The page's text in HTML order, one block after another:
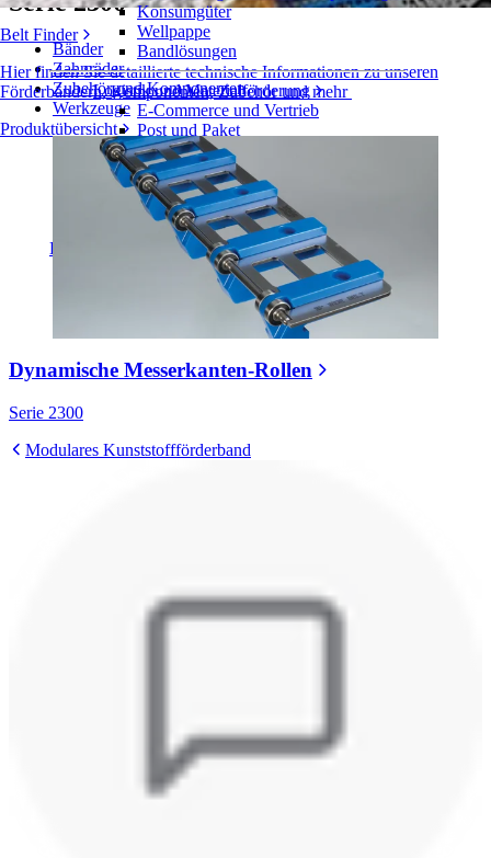
Belt Finder
Hier finden Sie detaillierte technische Informationen zu unseren
Förderbändern, Komponenten, Zubehör und mehr
Produktübersicht
Konsumgüter
Wellpappe
Bandlösungen
Logistik und Materialförderung
E-Commerce und Vertrieb
Post und Paket
Reifen- und Automobilindustrie
Reifen
Automobilindustrie
EV-Batterien
Industrieproduktion
Branchenübersicht
Bänder
Zahnräder
Zubehör und Komponenten
Werkzeuge
Dynamische Messerkanten-Rollen
Serie 2300
Modulares Kunststoffförderband